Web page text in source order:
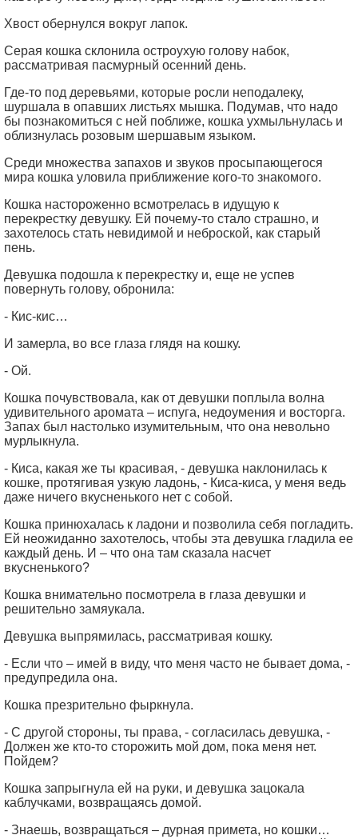
Хвост обернулся вокруг лапок.
Серая кошка склонила остроухую голову набок,
рассматривая пасмурный осенний день.
Где-то под деревьями, которые росли неподалеку,
шуршала в опавших листьях мышка. Подумав, что надо
бы познакомиться с ней поближе, кошка ухмыльнулась и
облизнулась розовым шершавым языком.
Среди множества запахов и звуков просыпающегося
мира кошка уловила приближение кого-то знакомого.
Кошка настороженно всмотрелась в идущую к
перекрестку девушку. Ей почему-то стало страшно, и
захотелось стать невидимой и неброской, как старый
пень.
Девушка подошла к перекрестку и, еще не успев
повернуть голову, обронила:
- Кис-кис…
И замерла, во все глаза глядя на кошку.
- Ой.
Кошка почувствовала, как от девушки поплыла волна
удивительного аромата – испуга, недоумения и восторга.
Запах был настолько изумительным, что она невольно
мурлыкнула.
- Киса, какая же ты красивая, - девушка наклонилась к
кошке, протягивая узкую ладонь, - Киса-киса, у меня ведь
даже ничего вкусненького нет с собой.
Кошка принюхалась к ладони и позволила себя погладить.
Ей неожиданно захотелось, чтобы эта девушка гладила ее
каждый день. И – что она там сказала насчет
вкусненького?
Кошка внимательно посмотрела в глаза девушки и
решительно замяукала.
Девушка выпрямилась, рассматривая кошку.
- Если что – имей в виду, что меня часто не бывает дома, -
предупредила она.
Кошка презрительно фыркнула.
- С другой стороны, ты права, - согласилась девушка, -
Должен же кто-то сторожить мой дом, пока меня нет.
Пойдем?
Кошка запрыгнула ей на руки, и девушка зацокала
каблучками, возвращаясь домой.
- Знаешь, возвращаться – дурная примета, но кошки…